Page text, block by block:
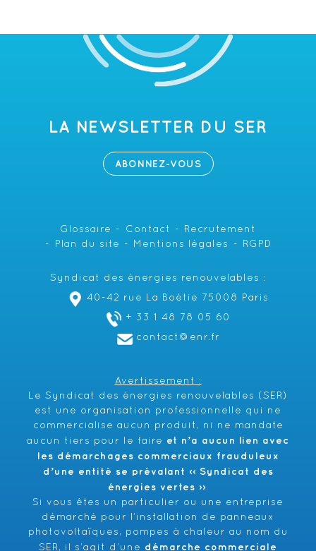
LA NEWSLETTER DU SER
ABONNEZ-VOUS
Glossaire Contact
Recrutement
Plan du site
Mentions légales RGPD
Syndicat des énergies renouvelables :
40-42 rue La Boétie 75008 Paris
+ 33 1 48 78 05 60
contact@enr.fr
Avertissement :
Le Syndicat des énergies renouvelables (SER)
est une organisation professionnelle qui ne
commercialise aucun produit, ni ne mandate
aucun tiers pour le faire et n’a aucun lien avec
les démarchages commerciaux frauduleux
d’une entité se prévalant ‹‹ Syndicat des
énergies vertes ››.
Si vous êtes un particulier ou une entreprise
démarché pour l’installation de panneaux
photovoltaïques, pompes à chaleur au nom du
SER, il s’agit d’une démarche commerciale